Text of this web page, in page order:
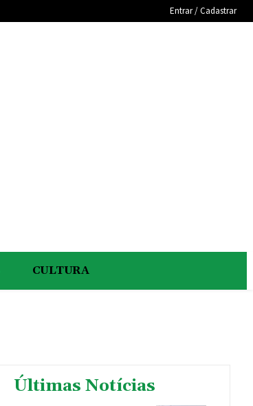
Entrar / Cadastrar
CULTURA
Últimas Notícias